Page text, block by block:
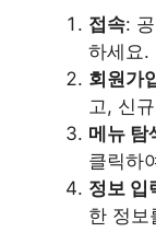
접속:
하세요.
회원가
고, 신
메뉴 탐
클릭하
정보 입
한 정보